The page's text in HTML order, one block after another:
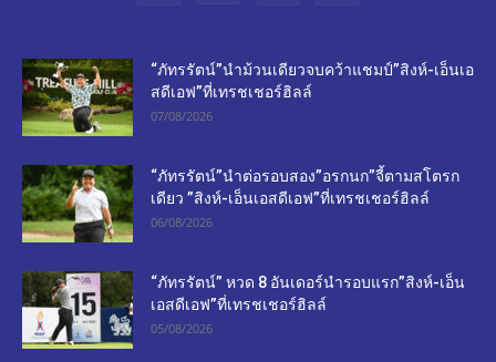
“ภัทรรัตน์”นำม้วนเดียวจบคว้าแชมป์”สิงห์-เอ็นเอ
สดีเอฟ”ที่เทรชเชอร์ฮิลล์
07/08/2026
“ภัทรรัตน์”นำต่อรอบสอง”อรกนก”จี้ตามสโตรก
เดียว ”สิงห์-เอ็นเอสดีเอฟ”ที่เทรชเชอร์ฮิลล์
06/08/2026
“ภัทรรัตน์” หวด 8 อันเดอร์นำรอบแรก”สิงห์-เอ็น
เอสดีเอฟ”ที่เทรชเชอร์ฮิลล์
05/08/2026